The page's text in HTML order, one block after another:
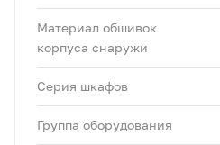
Материал обшивок
корпуса снаружи
Серия шкафов
Группа оборудования